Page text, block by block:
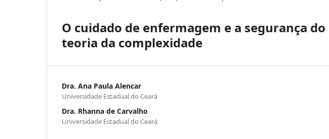
O cuidado de enfermagem e a segurança
teoria da complexidade
Dra. Ana Paula Alencar
Universidade Estadual do Ceará
Dra. Rhanna de Carvalho
Universidade Estadual do Ceará